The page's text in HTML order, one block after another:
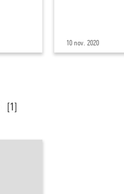
10 nov. 2020
[1]